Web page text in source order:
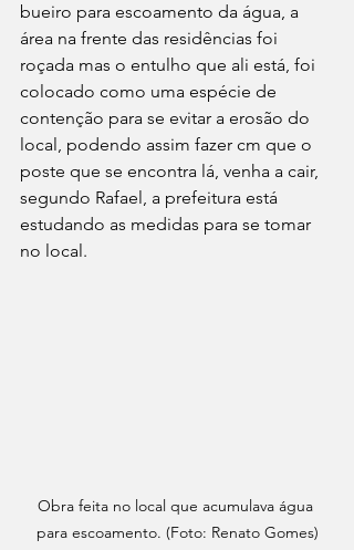
bueiro para escoamento da água, a
área na frente das residências foi
roçada mas o entulho que ali está, foi
colocado como uma espécie de
contenção para se evitar a erosão do
local, podendo assim fazer cm que o
poste que se encontra lá, venha a cair,
segundo Rafael, a prefeitura está
estudando as medidas para se tomar
no local.
Obra feita no local que acumulava água
para escoamento. (Foto: Renato Gomes)